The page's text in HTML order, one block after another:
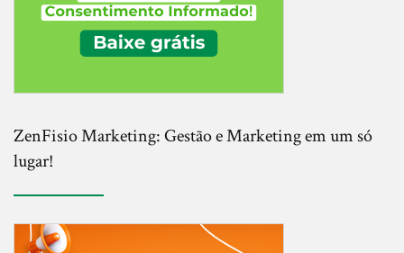
ZenFisio Marketing: Gestão e Marketing em um só
lugar!